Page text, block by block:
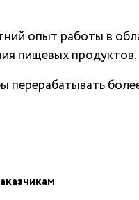
опыт работы в
пищевых продуктов.
перерабатывать